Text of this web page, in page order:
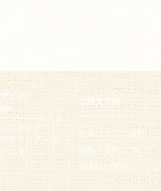
イン
──────カスタ
スタンド
ザイングッズ
ス タ
ご注文方法
──────────
お届けまでの流れ
納期・ 送料について
お支払い方法について